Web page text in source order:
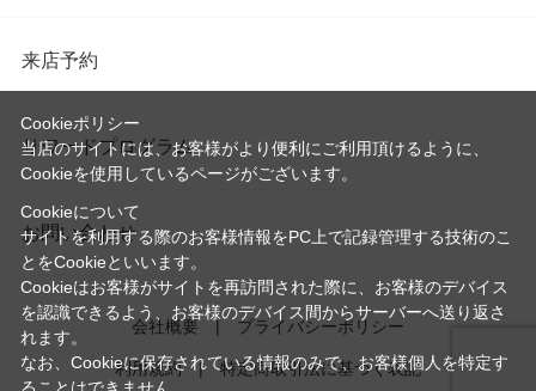
来店予約
リワードプログラム
お問い合わせ
会社概要 プライバシーポリシー
利用規約 特定商取引法に基づく表記
Cookieポリシー
当店のサイトには、お客様がより便利にご利用頂けるように、
Cookieを使用しているページがございます。
Cookieについて
サイトを利用する際のお客様情報をPC上で記録管理する技術のこ
とをCookieといいます。
Cookieはお客様がサイトを再訪問された際に、お客様のデバイス
を認識できるよう、お客様のデバイス間からサーバーへ送り返さ
れます。
なお、Cookieに保存されている情報のみで、お客様個人を特定す